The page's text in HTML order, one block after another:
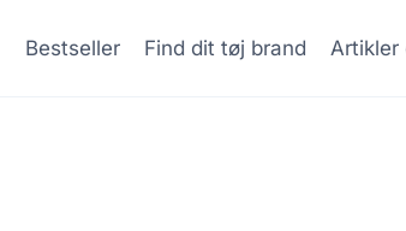
Bestseller Find dit tøj brand Artikler